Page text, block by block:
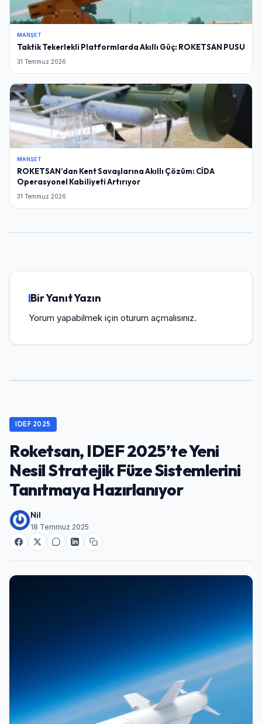
MANŞET
Taktik Tekerlekli Platformlarda Akıllı Güç: ROKETSAN PUSU
31 Temmuz 2026
MANŞET
ROKETSAN’dan Kent Savaşlarına Akıllı Çözüm: CİDA
Operasyonel Kabiliyeti Artırıyor
31 Temmuz 2026
Bir Yanıt Yazın
Yorum yapabilmek için oturum açmalısınız.
IDEF 2025
Roketsan, IDEF 2025’te Yeni
Nesil Stratejik Füze Sistemlerini
Tanıtmaya Hazırlanıyor
Nil
18 Temmuz 2025
Kullanıcı Adı veya E-posta